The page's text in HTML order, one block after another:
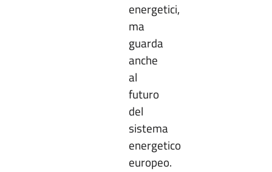
energetici,
ma
guarda
anche
al
futuro
del
sistema
energetico
europeo.